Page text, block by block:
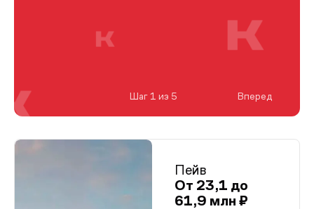
Пейв
От 23,1 до
61,9 млн ₽
Шаг 1 из 5 Вперед